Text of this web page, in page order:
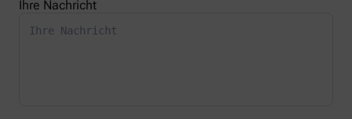
Ihre Nachricht